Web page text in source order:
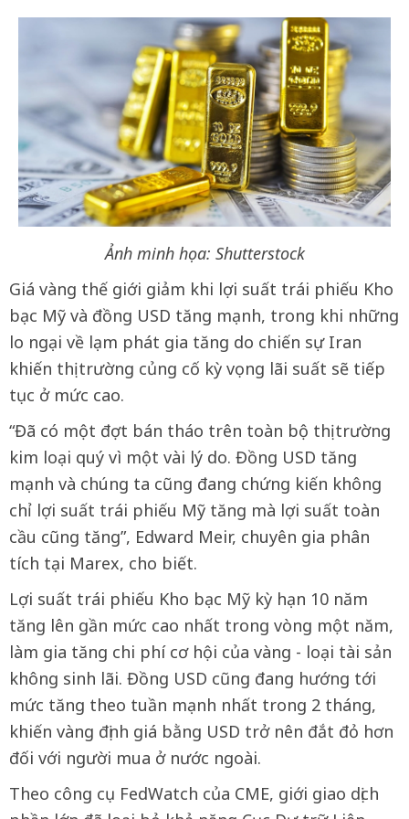
Ảnh minh họa: Shutterstock
Giá vàng thế giới giảm khi lợi suất trái phiếu Kho
bạc Mỹ và đồng USD tăng mạnh, trong khi những
lo ngại về lạm phát gia tăng do chiến sự Iran
khiến thị trường củng cố kỳ vọng lãi suất sẽ tiếp
tục ở mức cao.
“Đã có một đợt bán tháo trên toàn bộ thị trường
kim loại quý vì một vài lý do. Đồng USD tăng
mạnh và chúng ta cũng đang chứng kiến không
chỉ lợi suất trái phiếu Mỹ tăng mà lợi suất toàn
cầu cũng tăng”, Edward Meir, chuyên gia phân
tích tại Marex, cho biết.
Lợi suất trái phiếu Kho bạc Mỹ kỳ hạn 10 năm
tăng lên gần mức cao nhất trong vòng một năm,
làm gia tăng chi phí cơ hội của vàng - loại tài sản
không sinh lãi. Đồng USD cũng đang hướng tới
mức tăng theo tuần mạnh nhất trong 2 tháng,
khiến vàng định giá bằng USD trở nên đắt đỏ hơn
đối với người mua ở nước ngoài.
Theo công cụ FedWatch của CME, giới giao dịch